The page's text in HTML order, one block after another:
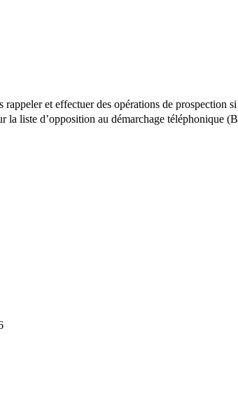
et effectuer des opérations de
liste d’opposition au démarchage téléphonique